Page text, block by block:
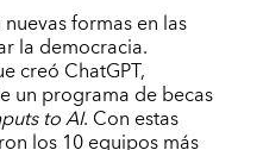
formas en las
la democracia.
creó ChatGPT,
un programa de becas
to AI. Con estas
los 10 equipos más